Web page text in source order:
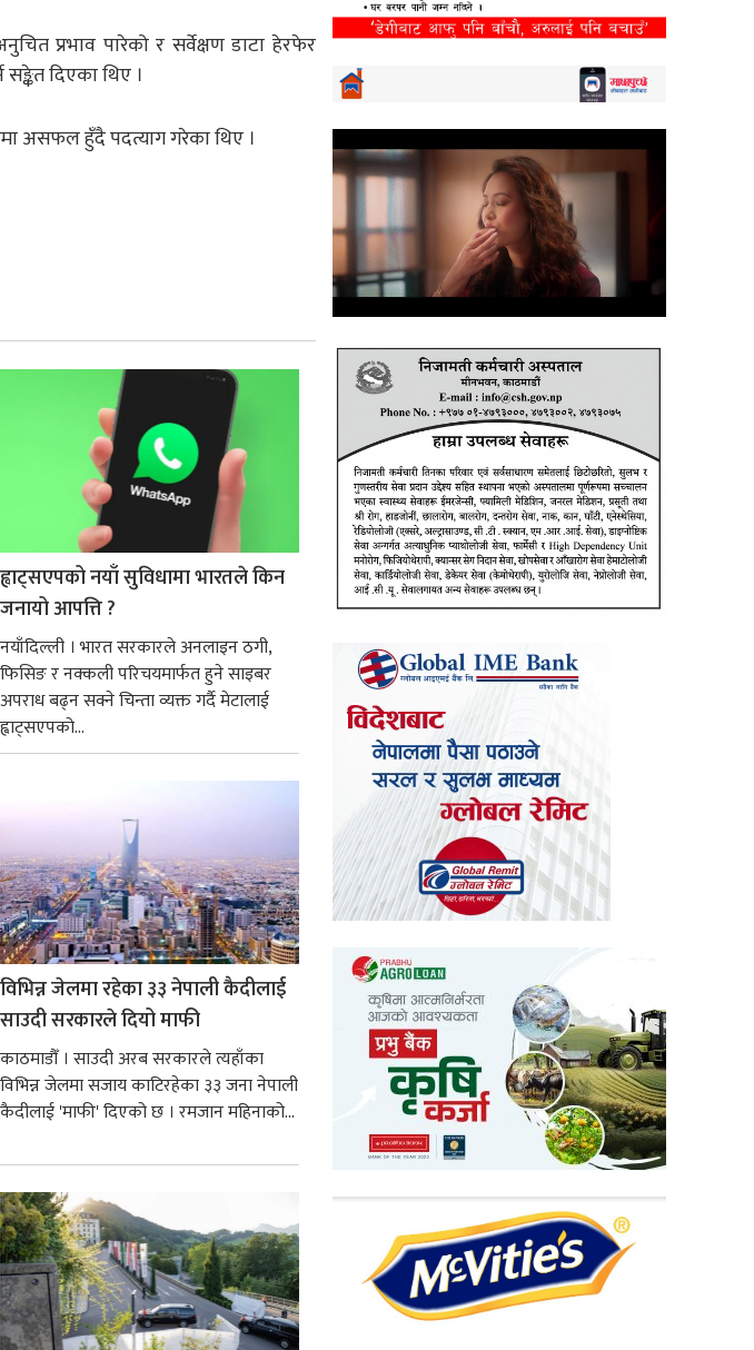
प्रभाव पारेको र सर्वेक्षण डाटा हेरफेर
दिएका थिए ।
असफल हुँदै पदत्याग गरेका थिए ।
ह्वाट्सएपको नयाँ सुविधामा भारतले किन
जनायो आपत्ति ?
नयाँदिल्ली । भारत सरकारले अनलाइन ठगी,
फिसिङ र नक्कली परिचयमार्फत हुने साइबर
अपराध बढ्न सक्ने चिन्ता व्यक्त गर्दै मेटालाई
ह्वाट्सएपको...
विभिन्न जेलमा रहेका ३३ नेपाली कैदीलाई
साउदी सरकारले दियो माफी
काठमाडौँ । साउदी अरब सरकारले त्यहाँका
विभिन्न जेलमा सजाय काटिरहेका ३३ जना नेपाली
कैदीलाई 'माफी' दिएको छ । रमजान महिनाको...